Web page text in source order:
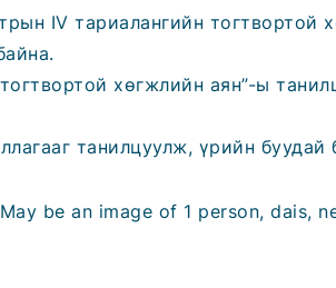
IV тариалангийн тогтвортой
хөгжлийн аян”-ы
танилцуулж, үрийн буудай